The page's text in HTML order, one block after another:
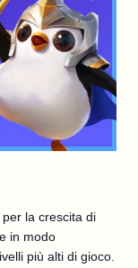
la crescita di
in modo
più alti di gioco.